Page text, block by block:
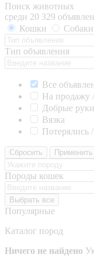
Поиск животных
среди 20 329
Кошки
Собаки
Тип объявления
Все
На продажу
Добрые
Вязка
Потерялись
Сбросить Применить
Породы кошек
Выбрать все
Популярные
Каталог пород
Ничего не найдено